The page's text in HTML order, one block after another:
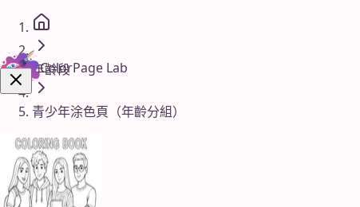
ColorPage Lab
年齡段
青少年涂色頁（年齡分組）